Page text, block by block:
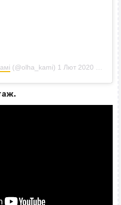
(@olha_kami) 1 Лют 2020 р. о 1:25 PST